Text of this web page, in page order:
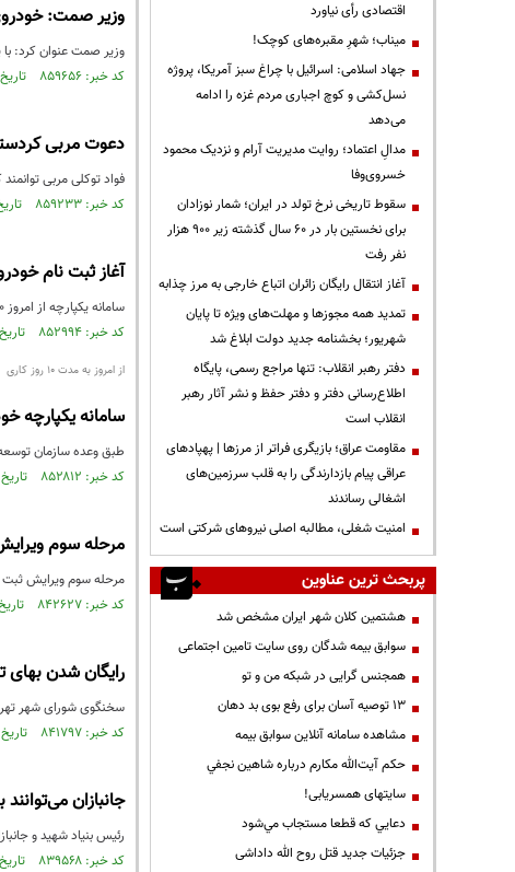
وزیر صمت:
وزیر صمت عنوان کرد:
کد خبر: ۸۵۹۶۵۶ تاریخ انتشار : ۱۴۰۳/۰۹/۱۴
دعوت مربی
فواد توکلی مربی
کد خبر: ۸۵۹۲۳۳ تاریخ انتشار : ۱۴۰۳/۰۹/۱۰
آغاز ثبت نام
سامانه یکپارچه از امروز ۱۰ شهریورماه به مدت ۱۰ روز کاری برای جانبازان بازگشایی شد.
کد خبر: ۸۵۲۹۹۴ تاریخ انتشار : ۱۴۰۳/۰۶/۱۰
از امروز به مدت ١٠ روز کاری
سامانه یکپارچه
طبق وعده سازمان توسعه و
کد خبر: ۸۵۲۸۱۲ تاریخ انتشار : ۱۴۰۳/۰۶/۰۸
مرحله سوم
مرحله سوم ویرایش ثبت
کد خبر: ۸۴۲۶۲۷ تاریخ انتشار : ۱۴۰۲/۱۲/۲۲
رایگان شدن بهای
سخنگوی شورای شهر
کد خبر: ۸۴۱۷۹۷ تاریخ انتشار : ۱۴۰۲/۱۲/۱۰
جانبازان
رئیس بنیاد شهید و جانبازان: مطابق قانون
کد خبر: ۸۳۹۵۶۸ تاریخ انتشار : ۱۴۰۲/۱۱/۱۱
اقتصادی رأی نیاورد
میناب؛ شهرِ مقبره‌های کوچک!
جهاد اسلامی: اسرائیل با چراغ سبز آمریکا، پروژه
نسل‌کشی و کوچ اجباری مردم غزه را ادامه
می‌دهد
مدالِ اعتماد؛ روایت مدیریت آرام و نزدیک محمود
خسروی‌وفا
سقوط تاریخی نرخ تولد در ایران؛ شمار نوزادان
برای نخستین بار در ۶۰ سال گذشته زیر ۹۰۰ هزار
نفر رفت
آغاز انتقال رایگان زائران اتباع خارجی به مرز چذابه
تمدید همه مجوزها و مهلت‌های ویژه تا پایان
شهریور؛ بخشنامه جدید دولت ابلاغ شد
دفتر رهبر انقلاب: تنها مراجع رسمی، پایگاه
اطلاع‌رسانی دفتر و دفتر حفظ و نشر آثار رهبر
انقلاب است
مقاومت عراق؛ بازیگری فراتر از مرزها | پهپادهای
عراقی پیام بازدارندگی را به قلب سرزمین‌های
اشغالی رساندند
‌امنیت شغلی، مطالبه اصلی نیروهای شرکتی است
پربحث ترین عناوین
هشتمین کلان شهر ایران مشخص شد
سوابق بیمه شدگان روی سایت تامین اجتماعی
همجنس گرایی در شبکه من و تو
13 توصیه آسان برای رفع بوی بد دهان
مشاهده سامانه آنلاين سوابق بیمه
حكم آيت‌الله مكارم درباره شاهين نجفي
سایتهای همسریابی!
دعايي كه قطعا مستجاب مي‌شود
جزئیات جدید قتل روح الله داداشی